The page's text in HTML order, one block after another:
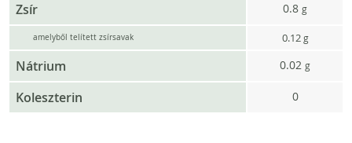
Zsír 0.8 g
amelyből telített zsírsavak 0.12g
Nátrium 0.02 g
Koleszterin 0